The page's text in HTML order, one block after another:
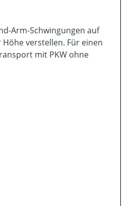
Arm-Schwingungen auf
verstellen. Für einen
mit PKW ohne